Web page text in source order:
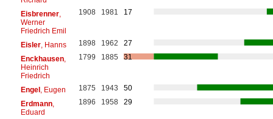
Eisbrenner,
Werner
Friedrich Emil
1908 1981 17
Eisler, Hanns 1898 1962
27
Enckhausen,
Heinrich
Friedrich
1799 1885 31
Engel, Eugen 1875 1943
50
Erdmann,
Eduard
1896 1958 29